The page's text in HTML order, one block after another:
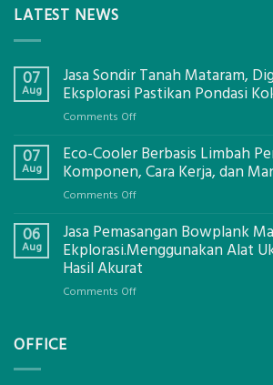
LATEST NEWS
07
Aug
Jasa Sondir Tanah Mataram,
Eksplorasi Pastikan Pondasi
Comments Offon
Sondir
Tanah
Eksplorasi
Pastikan
Pondasi
Kokoh
07
Aug
Eco-Cooler Berbasis Limbah
Komponen, Cara Kerja, dan
Comments Offon
Cooler
Berbasis
Limbah
06
Aug
Jasa Pemasangan Bowplank
Ekplorasi.Menggunakan Alat
Hasil Akurat
Comments Offon
OFFICE